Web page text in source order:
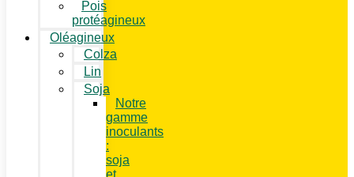
Pois
protéagineux
Oléagineux
Colza
Lin
Soja
Notre
gamme
inoculants
:
soja
et